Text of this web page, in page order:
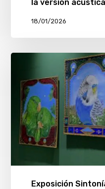
la versión
18/01/2026
Exposición